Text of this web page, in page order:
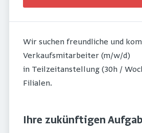
Wir suchen freundliche und
Verkaufsmitarbeiter (m/w/d)
in Teilzeitanstellung (30h /
Filialen.
Ihre zukünftigen